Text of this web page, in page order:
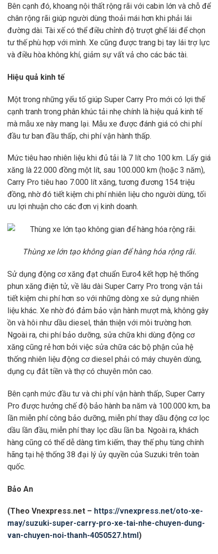
Bên cạnh đó, khoang nội thất rộng rãi với cabin lớn và chỗ để
chân rộng rãi giúp người dùng thoải mái hơn khi phải lái
đường dài. Tài xế có thể điều chỉnh độ trượt ghế lái để chọn
tư thế phù hợp với mình. Xe cũng được trang bị tay lái trợ lực
và điều hòa không khí, giảm sự vất vả cho các bác tài.
Hiệu quả kinh tế
Một trong những yếu tố giúp Super Carry Pro mới có lợi thế
cạnh tranh trong phân khúc tải nhẹ chính là hiệu quả kinh tế
mà mẫu xe này mang lại. Mẫu xe được đánh giá có chi phí
đầu tư ban đầu thấp, chi phí vận hành thấp.
Mức tiêu hao nhiên liệu khi đủ tải là 7 lít cho 100 km. Lấy giá
xăng là 22.000 đồng một lít, sau 100.000 km (hoặc 3 năm),
Carry Pro tiêu hao 7.000 lít xăng, tương đương 154 triệu
đồng, nhờ đó tiết kiệm chi phí nhiên liệu cho người dùng, tối
ưu lợi nhuận cho các đơn vị kinh doanh.
Thùng xe lớn tạo không gian để hàng hóa rộng rãi.
Sử dụng động cơ xăng đạt chuẩn Euro4 kết hợp hệ thống
phun xăng điện tử, về lâu dài Super Carry Pro trong vận tải
tiết kiệm chi phí hơn so với những dòng xe sử dụng nhiên
liệu khác. Xe nhờ đó đảm bảo vận hành mượt mà, không gây
ồn và hôi như dầu diesel, thân thiện với môi trường hơn.
Ngoài ra, chi phí bảo dưỡng, sửa chữa khi dùng động cơ
xăng cũng rẻ hơn bởi việc sửa chữa các bộ phận của hệ
thống nhiên liệu động cơ diesel phải có máy chuyên dùng,
dụng cụ đắt tiền và thợ có chuyên môn cao.
Bên cạnh mức đầu tư và chi phí vận hành thấp, Super Carry
Pro được hưởng chế độ bảo hành ba năm và 100.000 km, ba
lần miễn phí công bảo dưỡng, miễn phí thay dầu động cơ lọc
dầu lần đầu, miễn phí thay lọc dầu lần ba. Ngoài ra, khách
hàng cũng có thể dễ dàng tìm kiếm, thay thế phụ tùng chính
hãng tại hệ thống 38 đại lý ủy quyền của Suzuki trên toàn
quốc.
Bảo An
(Theo Vnexpress.net – https://vnexpress.net/oto-xe-
may/suzuki-super-carry-pro-xe-tai-nhe-chuyen-dung-
van-chuyen-noi-thanh-4050527.html )